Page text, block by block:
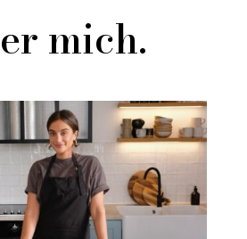
mich.